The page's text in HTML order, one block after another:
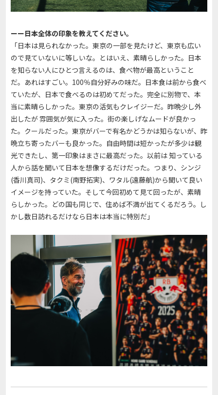
ーー日本全体の印象を教えてください。
「日本は見られなかった。東京の一部を見たけど、東京も広い
ので見ていないに等しいな。とはいえ、素晴らしかった。日本
を知らない人にひとつ言えるのは、食べ物が最高ということ
だ。あれはすごい。100％自分好みの味だ。日本食は前から食べ
ていたが、日本で食べるのは初めてだった。完全に別物で、本
当に素晴らしかった。東京の活気もクレイジーだ。昨晩少し外
出したが 雰囲気が気に入った。街の楽しげなムードが良かっ
た。クールだった。東京がバーで有名かどうかは知らないが、昨
晩立ち寄ったバーも良かった。自由時間は短かったが多少は観
光できたし、第一印象はまさに最高だった。以前は 知っている
人から話を聞いて日本を想像するだけだった。つまり、シンジ
(香川真司)、タクミ(南野拓実)、ワタル(遠藤航)から聞いて良い
イメージを持っていた。そして今回初めて見て回ったが、素晴
らしかった。どの国も同じで、住めば不満が出てくるだろう。し
かし数日訪れるだけなら日本は本当に特別だ」